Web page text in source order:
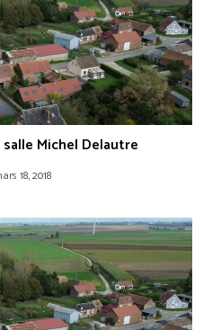
Michel Delautre
18, 2018